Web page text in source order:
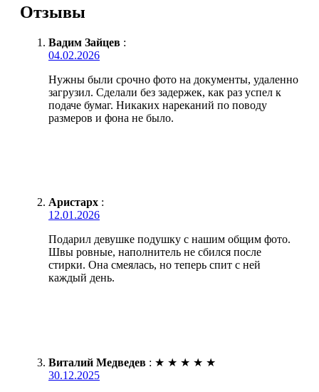
Отзывы
Вадим Зайцев :
04.02.2026
Нужны были срочно фото на документы, удаленно
загрузил. Сделали без задержек, как раз успел к
подаче бумаг. Никаких нареканий по поводу
размеров и фона не было.
Аристарх :
12.01.2026
Подарил девушке подушку с нашим общим фото.
Швы ровные, наполнитель не сбился после
стирки. Она смеялась, но теперь спит с ней
каждый день.
Виталий Медведев : ★ ★ ★ ★ ★
30.12.2025